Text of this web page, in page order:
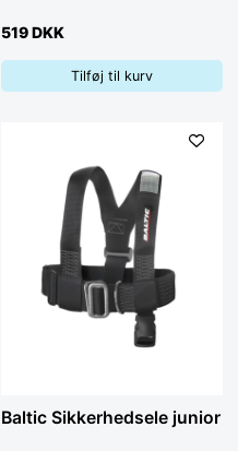
519 DKK
Tilføj til kurv
Baltic Sikkerhedsele junior